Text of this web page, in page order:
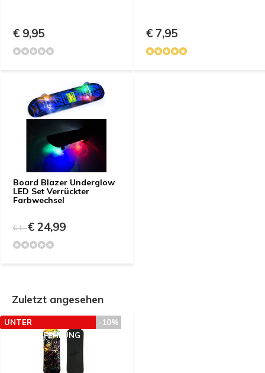
€ 9,95 € 7,95
Board Blazer Underglow
LED Set Verrückter
Farbwechsel
€ 1,-€ 24,99
Zuletzt angesehen
-10%
UNTER
PREISEMPFEHLUNG